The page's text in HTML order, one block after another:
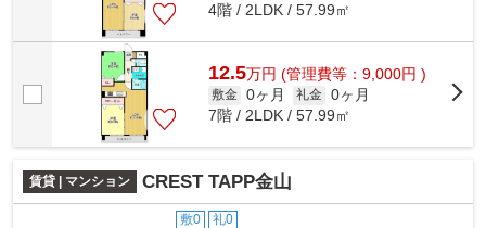
4階 / 2LDK / 57.99㎡
12.5万円 (管理費等：9,000円 )
敷金 0ヶ月 礼金 0ヶ月
7階 / 2LDK / 57.99㎡
賃貸 | マンション CREST TAPP金山
敷0 礼0